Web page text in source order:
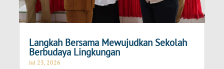
Langkah Bersama Mewujudkan Sekolah
Berbudaya Lingkungan
Jul 23, 2026